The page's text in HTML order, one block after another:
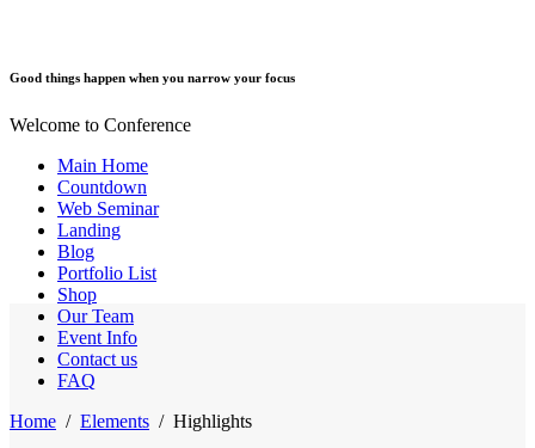
Good things happen when you narrow your focus
Welcome to Conference
Main Home
Countdown
Web Seminar
Landing
Blog
Portfolio List
Shop
Our Team
Event Info
Contact us
FAQ
Home / Elements / Highlights